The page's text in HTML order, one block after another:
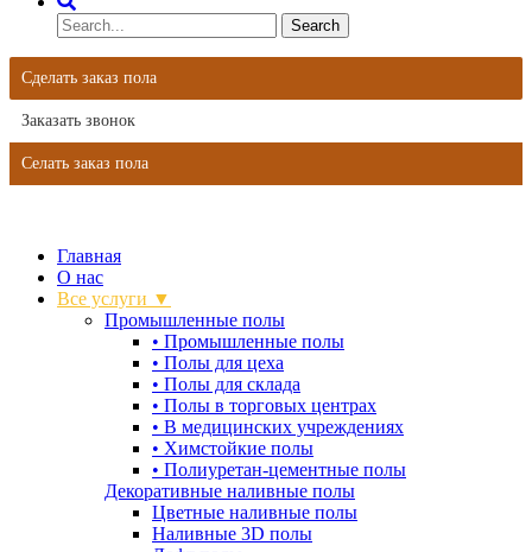
Сделать заказ пола
Заказать звонок
Селать заказ пола
Главная
О нас
Все услуги ▼
Промышленные полы
• Промышленные полы
• Полы для цеха
• Полы для склада
• Полы в торговых центрах
• В медицинских учреждениях
• Химстойкие полы
• Полиуретан-цементные полы
Декоративные наливные полы
Цветные наливные полы
Наливные 3D полы